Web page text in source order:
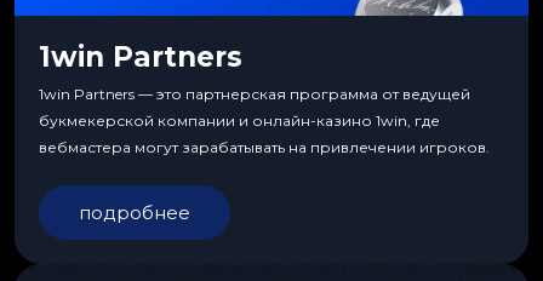
1win Partners
1win Partners — это партнерская программа от ведущей
букмекерской компании и онлайн-казино 1win, где
вебмастера могут зарабатывать на привлечении игроков.
подробнее